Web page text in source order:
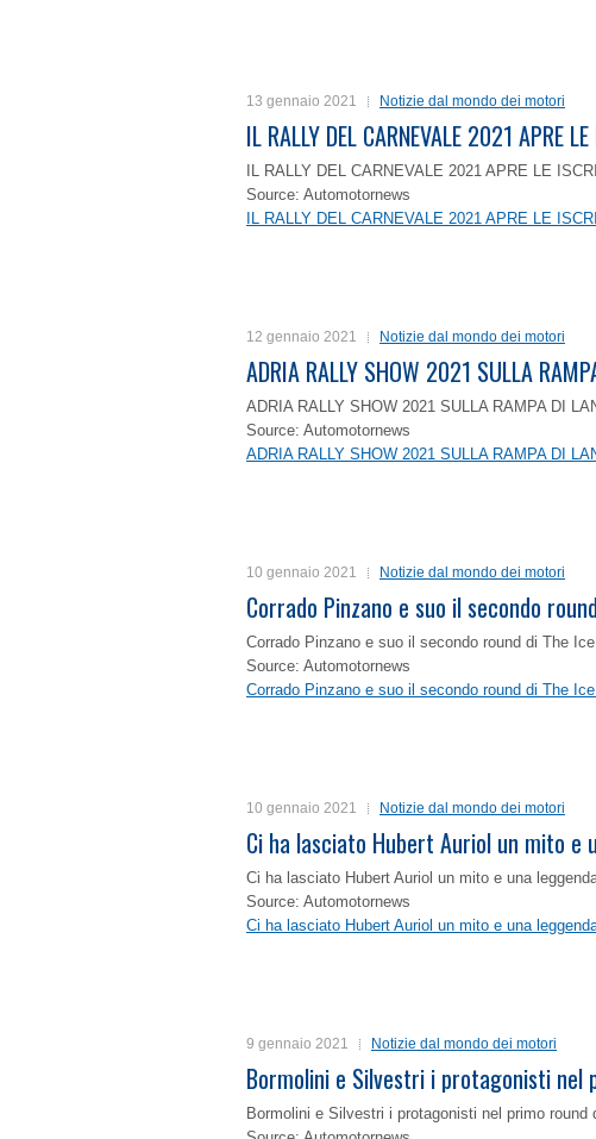
13 gennaio 2021 Notizie dal mondo dei motori
IL RALLY DEL CARNEVALE 2021 APRE
IL RALLY DEL CARNEVALE 2021 APRE LE
Source: Automotornews
IL RALLY DEL CARNEVALE 2021 APRE LE
12 gennaio 2021 Notizie dal mondo dei motori
ADRIA RALLY SHOW 2021 SULLA
ADRIA RALLY SHOW 2021 SULLA RAMPA DI
Source: Automotornews
ADRIA RALLY SHOW 2021 SULLA RAMPA DI
10 gennaio 2021 Notizie dal mondo dei motori
Corrado Pinzano e suo il secondo
Corrado Pinzano e suo il secondo round di The
Source: Automotornews
Corrado Pinzano e suo il secondo round di The
10 gennaio 2021 Notizie dal mondo dei motori
Ci ha lasciato Hubert Auriol un mito e
Ci ha lasciato Hubert Auriol un mito e una
Source: Automotornews
Ci ha lasciato Hubert Auriol un mito e una
9 gennaio 2021 Notizie dal mondo dei motori
Bormolini e Silvestri i protagonisti nel
Bormolini e Silvestri i protagonisti nel primo round